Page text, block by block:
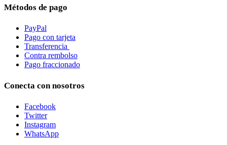
Métodos de pago
PayPal
Pago con tarjeta
Transferencia
Contra rembolso
Pago fraccionado
Conecta con nosotros
Facebook
Twitter
Instagram
WhatsApp